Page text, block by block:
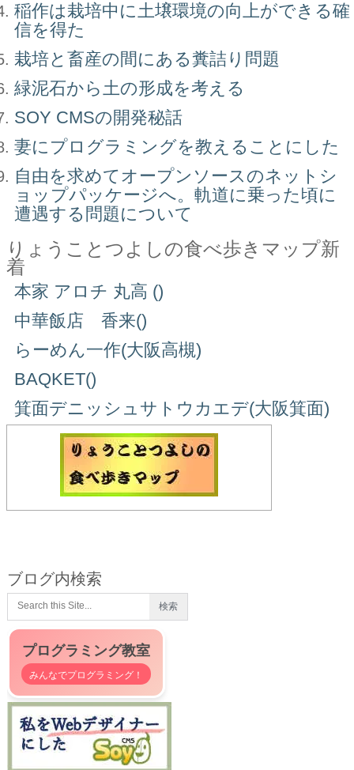
稲作は栽培中に土壌環境の向上ができる確
信を得た
栽培と畜産の間にある糞詰り問題
緑泥石から土の形成を考える
SOY CMSの開発秘話
妻にプログラミングを教えることにした
自由を求めてオープンソースのネットシ
ョップパッケージへ。軌道に乗った頃に
遭遇する問題について
りょうことつよしの食べ歩きマップ新
着
本家 アロチ 丸高 ()
中華飯店 香来()
らーめん一作(大阪高槻)
BAQKET()
箕面デニッシュサトウカエデ(大阪箕面)
ブログ内検索
プログラミング教室
みんなでプログラミング！